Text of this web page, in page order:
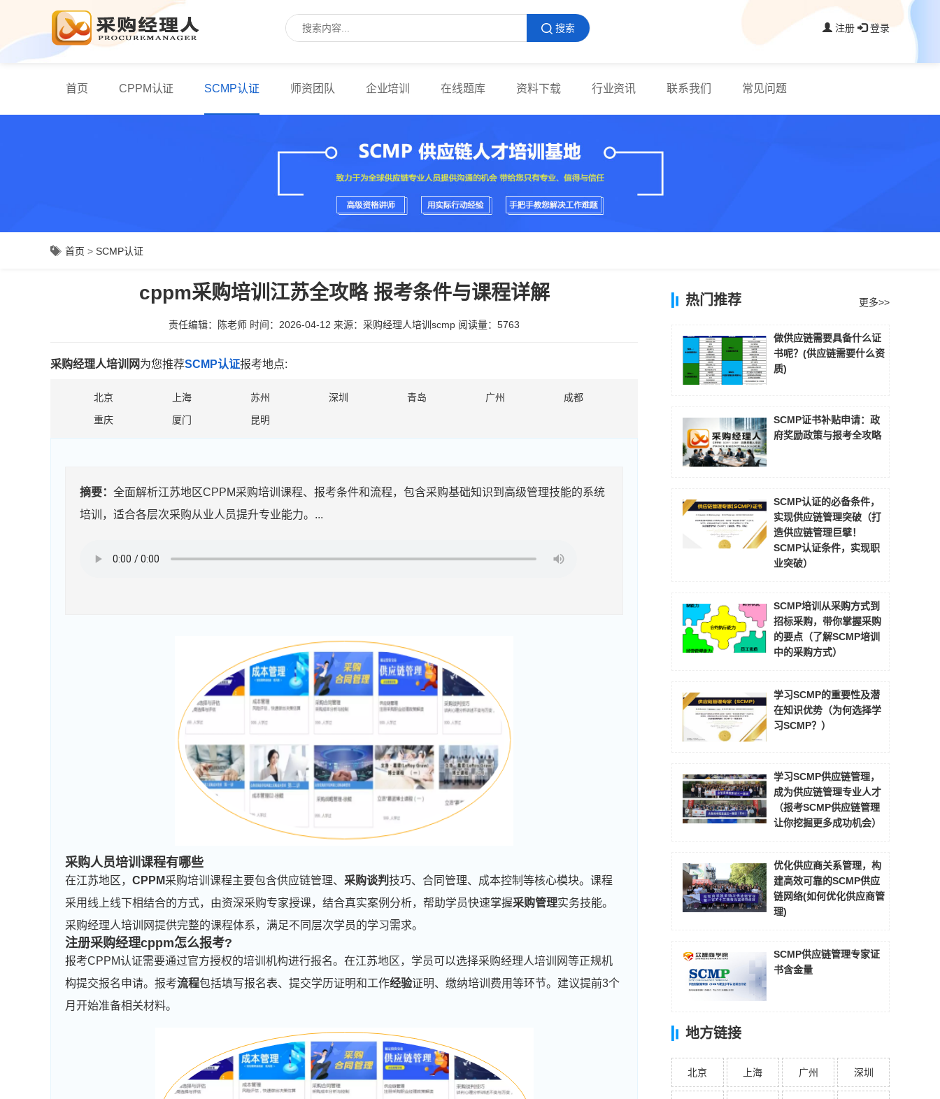
搜索 注册 登录
首页 CPPM认证 SCMP认证 师资团队 企业培训 在线题库 资料下载 行业资讯 联系我们 常见问题
首页 > SCMP认证
cppm采购培训江苏全攻略 报考条件与课程详解
责任编辑：陈老师 时间：2026-04-12 来源： 采购经理人培训scmp 阅读量：5763
采购经理人培训网为您推荐SCMP认证报考地点:
北京 上海 苏州 深圳 青岛 广州
成都
重庆
厦门 昆明
摘要： 全面解析江苏地区CPPM采购培训课程、报考条件和流程，包含采购基础知识到高级管理技能的系统
培训，适合各层次采购从业人员提升专业能力。...
采购人员培训课程有哪些
在江苏地区， CPPM采购培训课程主要包含供应链管理、 采购谈判 技巧、合同管理、成本控制等核心模块。课程
采用线上线下相结合的方式，由资深采购专家授课，结合真实案例分析，帮助学员快速掌握采购管理实务技能。
采购经理人培训网提供完整的课程体系，满足不同层次学员的学习需求。
注册采购经理cppm怎么报考?
报考CPPM认证需要通过官方授权的培训机构进行报名。在江苏地区，学员可以选择采购经理人培训网等正规机
构提交报名申请。报考流程包括填写报名表、提交学历证明和工作经验证明、缴纳培训费用等环节。建议提前3个
月开始准备相关材料。
热门推荐 更多>>
做供应链需要具备什么证
书呢？(供应链需要什么资
质)
SCMP证书补贴申请：政
府奖励政策与报考全攻略
SCMP认证的必备条件，
实现供应链管理突破（打
造供应链管理巨擘！
SCMP认证条件，实现职
业突破）
SCMP培训从采购方式到
招标采购，带你掌握采购
的要点（了解SCMP培训
中的采购方式）
学习SCMP的重要性及潜
在知识优势（为何选择学
习SCMP？）
学习SCMP供应链管理，
成为供应链管理专业人才
（报考SCMP供应链管理
让你挖掘更多成功机会）
优化供应商关系管理，构
建高效可靠的SCMP供应
链网络(如何优化供应商管
理)
SCMP供应链管理专家证
书含金量
地方链接
北京 上海 广州 深圳